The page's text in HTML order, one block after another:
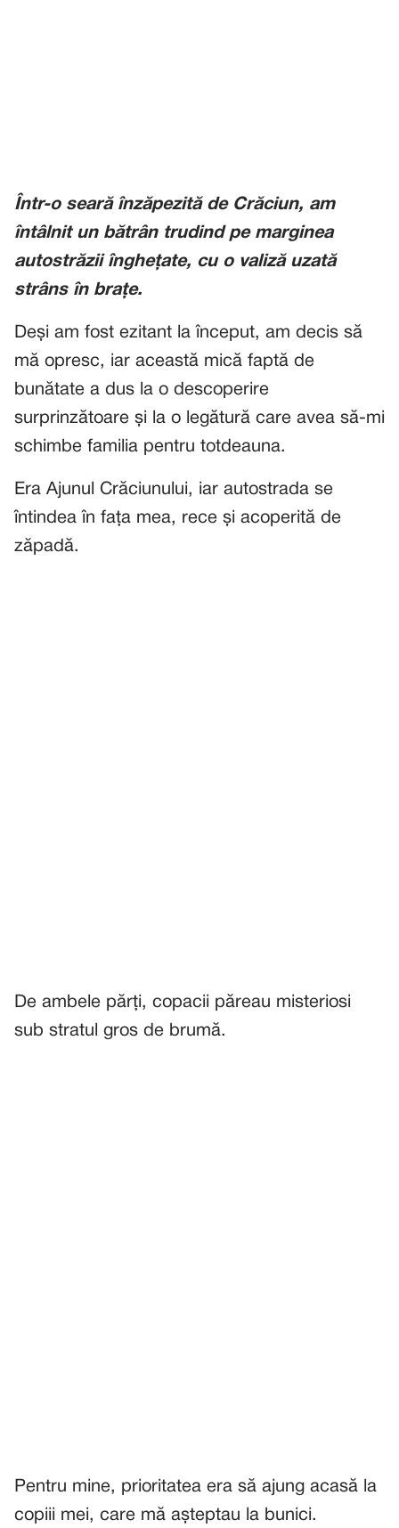
Într-o seară înzăpezită de Crăciun, am
întâlnit un bătrân trudind pe marginea
autostrăzii înghețate, cu o valiză uzată
strâns în brațe.
Deși am fost ezitant la început, am decis să
mă opresc, iar această mică faptă de
bunătate a dus la o descoperire
surprinzătoare și la o legătură care avea să-mi
schimbe familia pentru totdeauna.
Era Ajunul Crăciunului, iar autostrada se
întindea în fața mea, rece și acoperită de
zăpadă.
De ambele părți, copacii păreau misteriosi
sub stratul gros de brumă.
Pentru mine, prioritatea era să ajung acasă la
copiii mei, care mă așteptau la bunici.